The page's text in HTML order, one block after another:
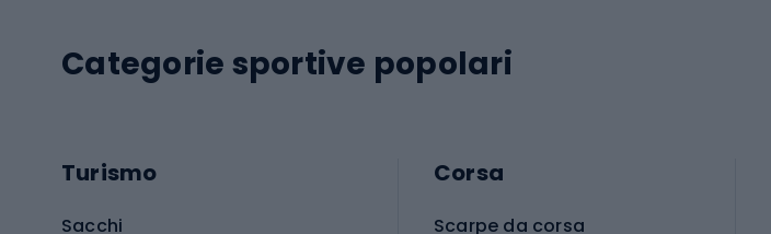
Categorie sportive popolari
Turismo
Sacchi
Corsa
Scarpe da corsa